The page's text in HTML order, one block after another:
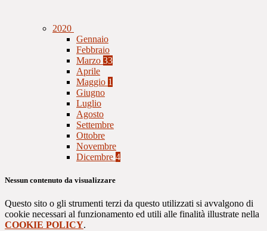
2020
Gennaio
Febbraio
Marzo 33
Aprile
Maggio 1
Giugno
Luglio
Agosto
Settembre
Ottobre
Novembre
Dicembre 4
Nessun contenuto da visualizzare
Questo sito o gli strumenti terzi da questo utilizzati si avvalgono di
cookie necessari al funzionamento ed utili alle finalità illustrate nella
COOKIE POLICY.